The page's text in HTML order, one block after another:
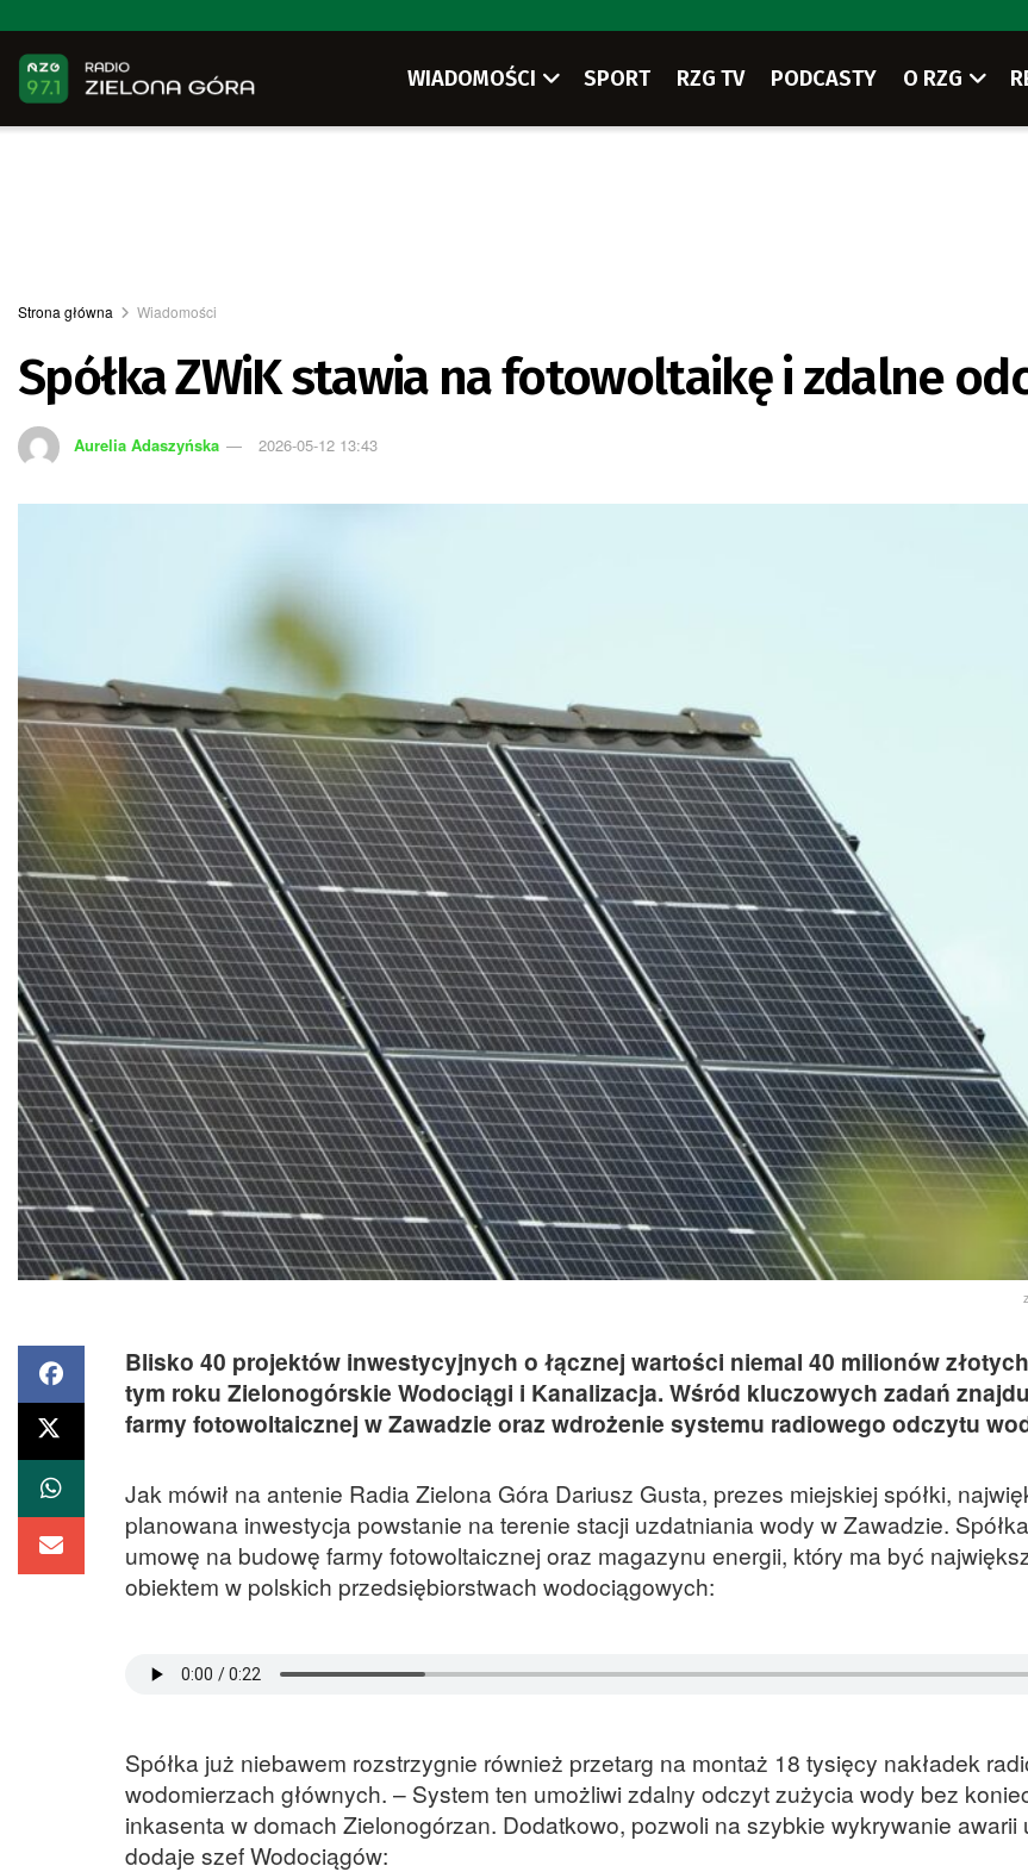
WIADOMOŚCI SPORT RZG TV PODCASTY O RZG
Strona główna Wiadomości
Spółka ZWiK stawia na fotowoltaikę i zdalne
Aurelia Adaszyńska 2026-05-12 13:43
Blisko 40 projektów inwestycyjnych o łącznej wartości niemal 40 milionów
tym roku Zielonogórskie Wodociągi i Kanalizacja. Wśród kluczowych zadań
farmy fotowoltaicznej w Zawadzie oraz wdrożenie systemu radiowego odczytu
Jak mówił na antenie Radia Zielona Góra Dariusz Gusta, prezes miejskiej spółki,
planowana inwestycja powstanie na terenie stacji uzdatniania wody w Zawadzie.
umowę na budowę farmy fotowoltaicznej oraz magazynu energii, który ma być
obiektem w polskich przedsiębiorstwach wodociągowych:
Spółka już niebawem rozstrzygnie również przetarg na montaż 18 tysięcy nakładek
wodomierzach głównych. – System ten umożliwi zdalny odczyt zużycia wody bez
inkasenta w domach Zielonogórzan. Dodatkowo, pozwoli na szybkie wykrywanie awarii
dodaje szef Wodociągów: